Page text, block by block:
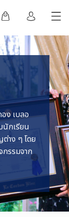
ง เบลอ
นักเรียน
าง ๆ โดย
กรรมจาก